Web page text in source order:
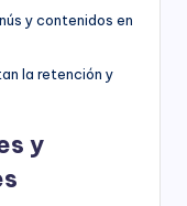
y contenidos en
la retención y
y